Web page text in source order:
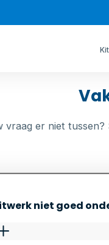
vraag er niet tussen?
niet goed